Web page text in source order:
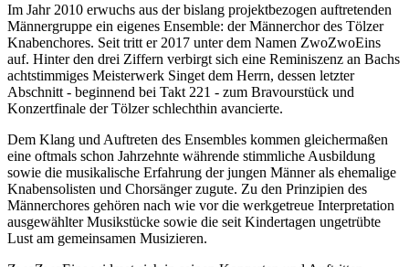
Im Jahr 2010 erwuchs aus der bislang projektbezogen auftretenden
Männergruppe ein eigenes Ensemble: der Männerchor des Tölzer
Knabenchores. Seit tritt er 2017 unter dem Namen ZwoZwoEins
auf. Hinter den drei Ziffern verbirgt sich eine Reminiszenz an Bachs
achtstimmiges Meisterwerk Singet dem Herrn, dessen letzter
Abschnitt - beginnend bei Takt 221 - zum Bravourstück und
Konzertfinale der Tölzer schlechthin avancierte.
Dem Klang und Auftreten des Ensembles kommen gleichermaßen
eine oftmals schon Jahrzehnte währende stimmliche Ausbildung
sowie die musikalische Erfahrung der jungen Männer als ehemalige
Knabensolisten und Chorsänger zugute. Zu den Prinzipien des
Männerchores gehören nach wie vor die werkgetreue Interpretation
ausgewählter Musikstücke sowie die seit Kindertagen ungetrübte
Lust am gemeinsamen Musizieren.